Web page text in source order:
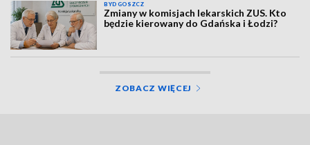
BYDGOSZCZ
Zmiany w komisjach lekarskich ZUS. Kto
będzie kierowany do Gdańska i Łodzi?
ZOBACZ WIĘCEJ